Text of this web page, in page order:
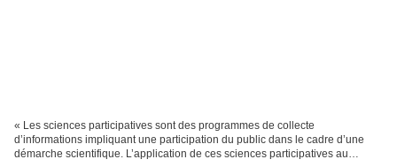
« Les sciences participatives sont des programmes de collecte
d’informations impliquant une participation du public dans le cadre d’une
démarche scientifique. L’application de ces sciences participatives au